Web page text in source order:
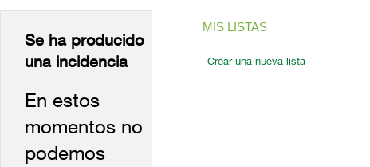
Se ha producido
una incidencia
En estos
momentos no
podemos
MIS LISTAS
Crear una nueva lista